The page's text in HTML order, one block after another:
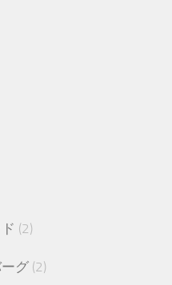
(2)
グ (2)